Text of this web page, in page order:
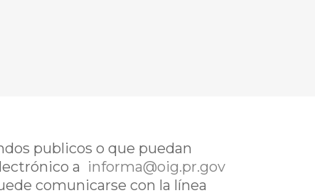
publicos o que puedan
a informa@oig.pr.gov
comunicarse con la línea